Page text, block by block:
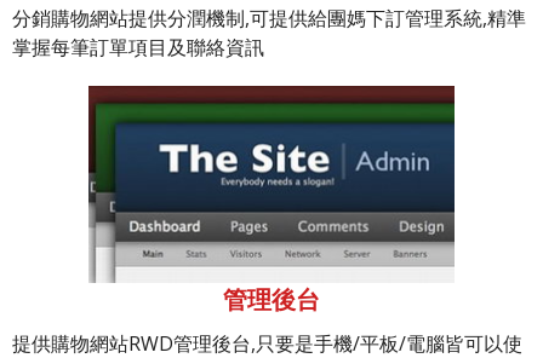
分銷購物網站提供分潤機制,可提供給團媽下訂管理系統,精準
掌握每筆訂單項目及聯絡資訊
管理後台
提供購物網站RWD管理後台,只要是手機/平板/電腦皆可以使